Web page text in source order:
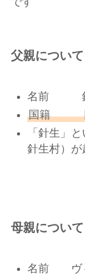
父親について
名前 針生
国籍
「針生」
針生村）が
母親について
名前 ヴィ